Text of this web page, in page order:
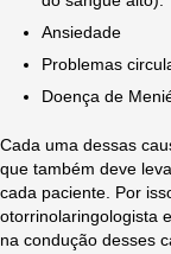
Ansiedade
Problemas
Doença de
Cada uma dessas
que também deve
cada paciente. Por
otorrinolaringologista
na condução desses